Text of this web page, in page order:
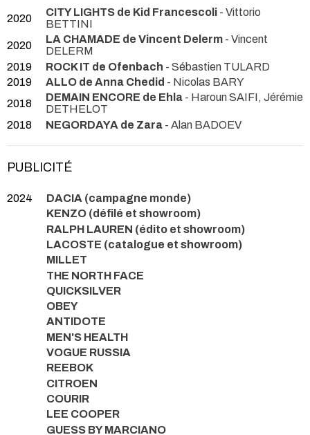
2020 CITY LIGHTS de Kid Francescoli - Vittorio
BETTINI
2020
LA CHAMADE de Vincent Delerm - Vincent
DELERM
2019
ROCK IT de Ofenbach - Sébastien TULARD
2019
ALLO de Anna Chedid - Nicolas BARY
2018
DEMAIN ENCORE de Ehla - Haroun SAIFI, Jérémie
DETHELOT
2018
NEGORDAYA de Zara - Alan BADOEV
PUBLICITÉ
2024
DACIA (campagne monde)
KENZO (défilé et showroom)
RALPH LAUREN (édito et showroom)
LACOSTE (catalogue et showroom)
MILLET
THE NORTH FACE
QUICKSILVER
OBEY
ANTIDOTE
MEN'S HEALTH
VOGUE RUSSIA
REEBOK
CITROEN
COURIR
LEE COOPER
GUESS BY MARCIANO